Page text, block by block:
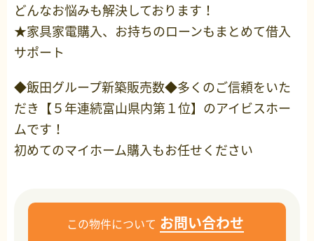
どんなお悩みも解決しております！
★家具家電購入、お持ちのローンもまとめて借入
サポート
◆飯田グループ新築販売数◆多くのご信頼をいた
だき【５年連続富山県内第１位】のアイビスホー
ムです！
初めてのマイホーム購入もお任せください
この物件について お問い合わせ